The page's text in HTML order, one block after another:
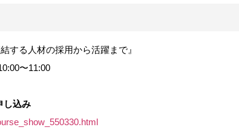
する人材の採用から活躍まで』
〜11:00
し込み